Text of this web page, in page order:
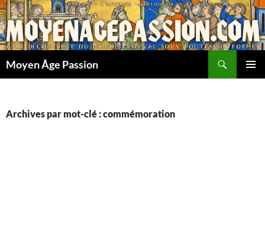
Aller
au
contenu
Moyen Âge Passion
Archives par mot-clé : commémoration